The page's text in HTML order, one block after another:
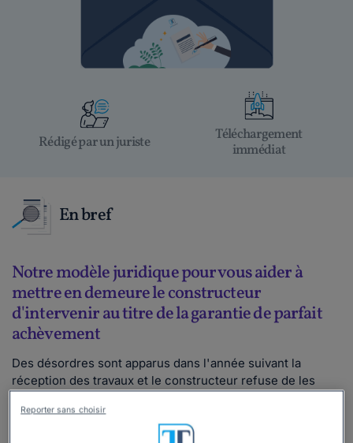
Rédigé par un juriste
Téléchargement
immédiat
En bref
Notre modèle juridique pour vous aider à
mettre en demeure le constructeur
d'intervenir au titre de la garantie de parfait
achèvement
Des désordres sont apparus dans l'année suivant la
réception des travaux et le constructeur refuse de les
Vous avez pris la décision de contester ce refus par une
Reporter sans choisir